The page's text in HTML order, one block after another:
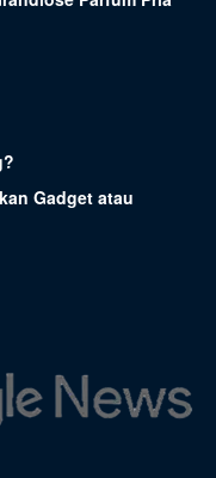
Gadget atau